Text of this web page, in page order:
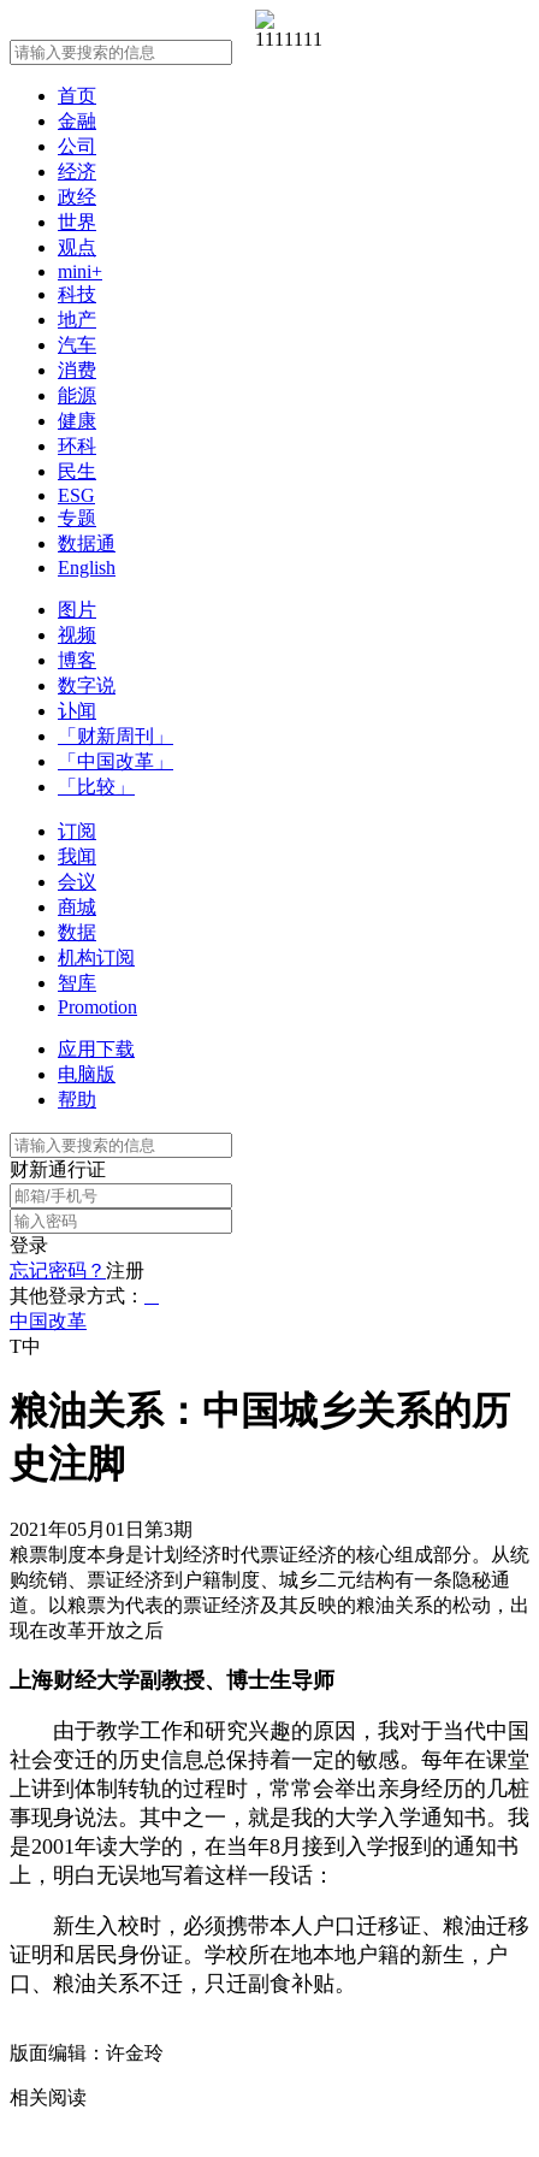
首页
金融
公司
经济
政经
世界
观点
mini+
科技
地产
汽车
消费
能源
健康
环科
民生
ESG
专题
数据通
English
图片
视频
博客
数字说
讣闻
「财新周刊」
「中国改革」
「比较」
订阅
我闻
会议
商城
数据
机构订阅
智库
Promotion
应用下载
电脑版
帮助
财新通行证
登录
忘记密码？ 注册
其他登录方式：
中国改革
T中
粮油关系：中国城乡关系的历
史注脚
2021年05月01日第3期
粮票制度本身是计划经济时代票证经济的核心组成部分。从统
购统销、票证经济到户籍制度、城乡二元结构有一条隐秘通
道。以粮票为代表的票证经济及其反映的粮油关系的松动，出
现在改革开放之后
上海财经大学副教授、博士生导师
由于教学工作和研究兴趣的原因，我对于当代中国
社会变迁的历史信息总保持着一定的敏感。每年在课堂
上讲到体制转轨的过程时，常常会举出亲身经历的几桩
事现身说法。其中之一，就是我的大学入学通知书。我
是2001年读大学的，在当年8月接到入学报到的通知书
上，明白无误地写着这样一段话：
新生入校时，必须携带本人户口迁移证、粮油迁移
证明和居民身份证。学校所在地本地户籍的新生，户
口、粮油关系不迁，只迁副食补贴。
版面编辑：许金玲
相关阅读